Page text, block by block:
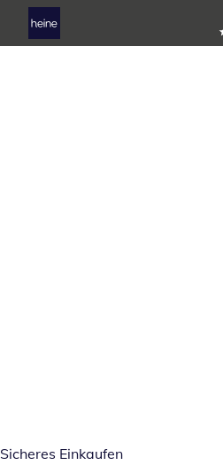
Sicheres Einkaufen